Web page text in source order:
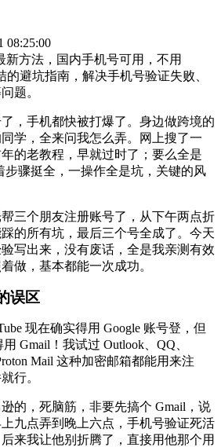
08:25:00
新方法，国内手机号可用，不用
的避坑指南，解决手机号验证失败、
题。
，手机都快被打爆了。身边做跨境的
学，全来问我怎么弄。网上搜了一
的老教程，早就过时了；要么全是
步骤挺全，一操作全是坑，关键的风
三个朋友注册账号了，从下午两点折
的所有坑，最后三个号全成了。今天
写出来，没有废话，全是我亲测有效
做，基本都能一次成功。
误区
现在确实得用 Google 账号登，但
Gmail！我试过 Outlook、QQ、
Mail 这种加密邮箱都能用来注
行。
的，死脑筋，非要先搞个 Gmail，说
九点弄到晚上六点，手机号验证死活
来我让他别折腾了，直接用他那个用